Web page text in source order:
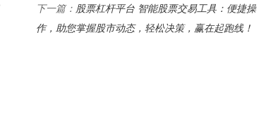
下一篇： 股票杠杆平台 智能股票交易工具：便捷操
作，助您掌握股市动态，轻松决策，赢在起跑线！